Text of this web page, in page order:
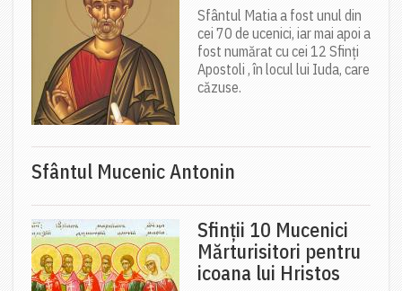
Sfântul Matia a fost unul din
cei 70 de ucenici, iar mai apoi a
fost numărat cu cei 12 Sfinți
Apostoli , în locul lui Iuda, care
căzuse.
Sfântul Mucenic Antonin
Sfinții 10 Mucenici
Mărturisitori pentru
icoana lui Hristos